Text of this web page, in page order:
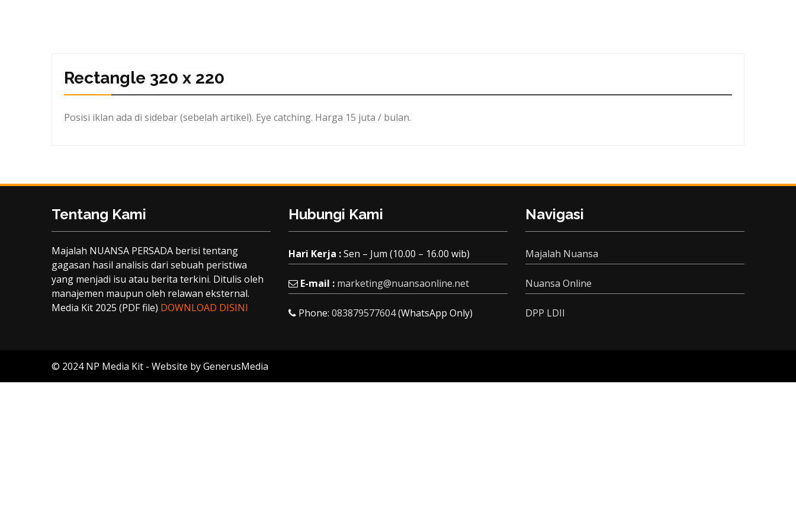
Rectangle 320 x 220
Posisi iklan ada di sidebar (sebelah artikel). Eye catching. Harga 15 juta / bulan.
Tentang Kami
Majalah NUANSA PERSADA berisi tentang
gagasan hasil analisis dari sebuah peristiwa
yang menjadi isu atau berita terkini. Ditulis oleh
manajemen maupun oleh relawan eksternal.
Media Kit 2025 (PDF file) DOWNLOAD DISINI
Hubungi Kami
Hari Kerja :Sen – Jum (10.00 – 16.00 wib)
E-mail : marketing@nuansaonline.net
Phone: 083879577604(WhatsApp Only)
Navigasi
Majalah Nuansa
Nuansa Online
DPP LDII
© 2024 NP Media Kit - Website by GenerusMedia